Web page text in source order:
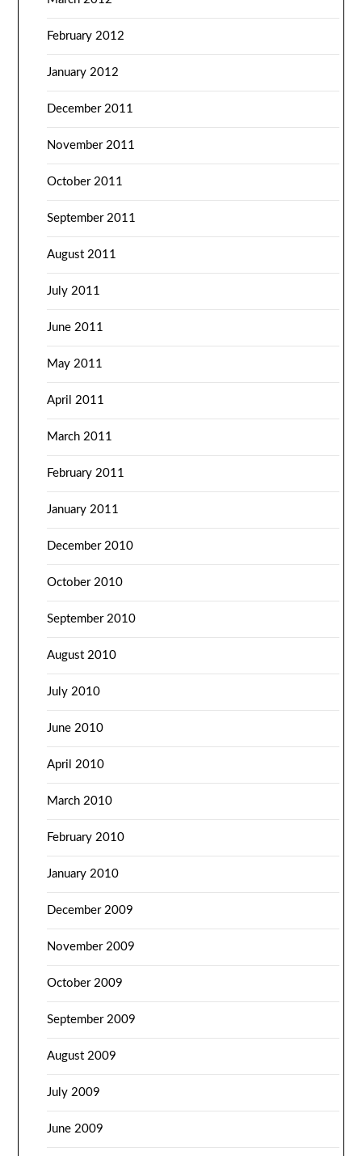
February 2012
January 2012
December 2011
November 2011
October 2011
September 2011
August 2011
July 2011
June 2011
May 2011
April 2011
March 2011
February 2011
January 2011
December 2010
October 2010
September 2010
August 2010
July 2010
June 2010
April 2010
March 2010
February 2010
January 2010
December 2009
November 2009
October 2009
September 2009
August 2009
July 2009
June 2009